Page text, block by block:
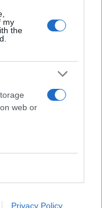
my
the
web or
Privacy Policy
LEI Ρουμανίας.
στο
κατασχέθηκε η